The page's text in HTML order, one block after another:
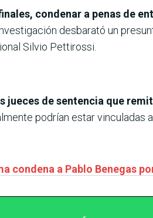
condenar a penas de
desbarató un
Silvio Pettirossi.
de sentencia que
podrían estar vinculadas
condena a Pablo Benegas